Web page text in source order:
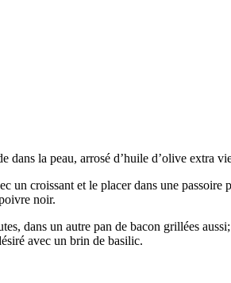
la peau, arrosé d’huile d’olive extra
croissant et le placer dans une
noir.
dans un autre pan de bacon grillées
avec un brin de basilic.